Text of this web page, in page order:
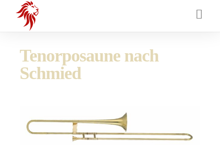
Tenorposaune nach
Schmied